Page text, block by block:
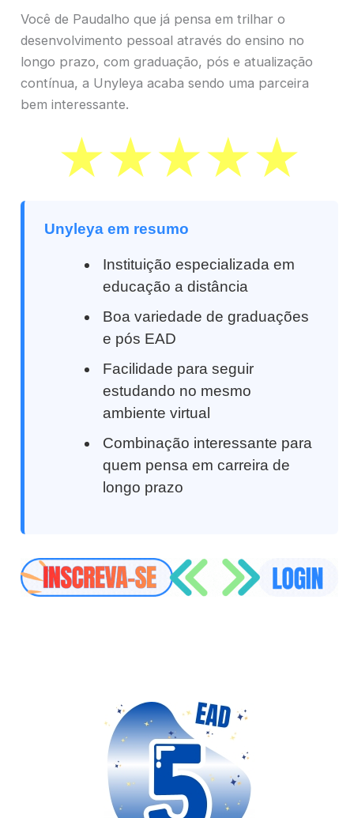
Você de Paudalho que já pensa em trilhar o
desenvolvimento pessoal através do ensino no
longo prazo, com graduação, pós e atualização
contínua, a Unyleya acaba sendo uma parceira
bem interessante.
Unyleya em resumo
Instituição especializada em
educação a distância
Boa variedade de graduações
e pós EAD
Facilidade para seguir
estudando no mesmo
ambiente virtual
Combinação interessante para
quem pensa em carreira de
longo prazo